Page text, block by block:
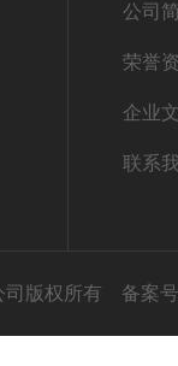
公司
荣誉
企业
联系
司版权所有 备案